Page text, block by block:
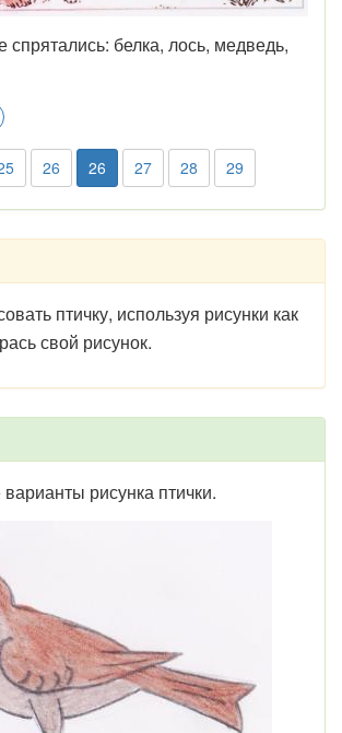
белка, лось, медведь,
26 26 27 28 29
птичку, используя рисунки как
свой рисунок.
рисунка птички.